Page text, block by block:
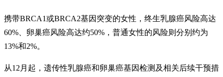
携带BRCA1或BRCA2基因突变的女性，终生乳腺癌风险高达
60%、卵巢癌风险高达约50%，普通女性的风险则分别约为
13%和2%。
从12月起，遗传性乳腺癌和卵巢癌基因检测及相关后续干预措